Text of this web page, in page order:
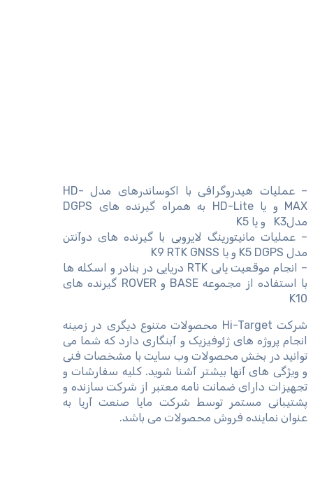
– عملیات هیدروگرافی با اکوساندرهای مدل HD-
MAX و یا HD-Lite به همراه گیرنده های DGPS
مدلK3 و یا K5
– عملیات مانیتورینگ لایروبی با گیرنده های دوآنتن
مدل K5 DGPS و یا K9 RTK GNSS
– انجام موقعیت یابی RTK دریایی در بنادر و اسکله ها
با استفاده از مجموعه BASE و ROVER گیرنده های
K10
شرکت Hi-Target محصولات متنوع دیگری در زمینه
انجام پروژه های ژئوفیزیک و آبنگاری دارد که شما می
توانید در بخش محصولات وب سایت با مشخصات فنی
و ویژگی های آنها بیشتر آشنا شوید. کلیه سفارشات و
تجهیزات دارای ضمانت نامه معتبر از شرکت سازنده و
پشتیبانی مستمر توسط شرکت مایا صنعت آریا به
عنوان نماینده فروش محصولات می باشد.